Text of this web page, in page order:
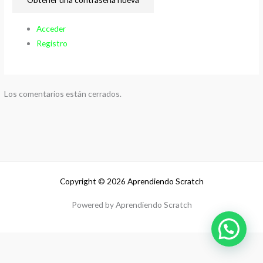
Acceder
Registro
Los comentarios están cerrados.
Copyright © 2026 Aprendiendo Scratch
Powered by Aprendiendo Scratch